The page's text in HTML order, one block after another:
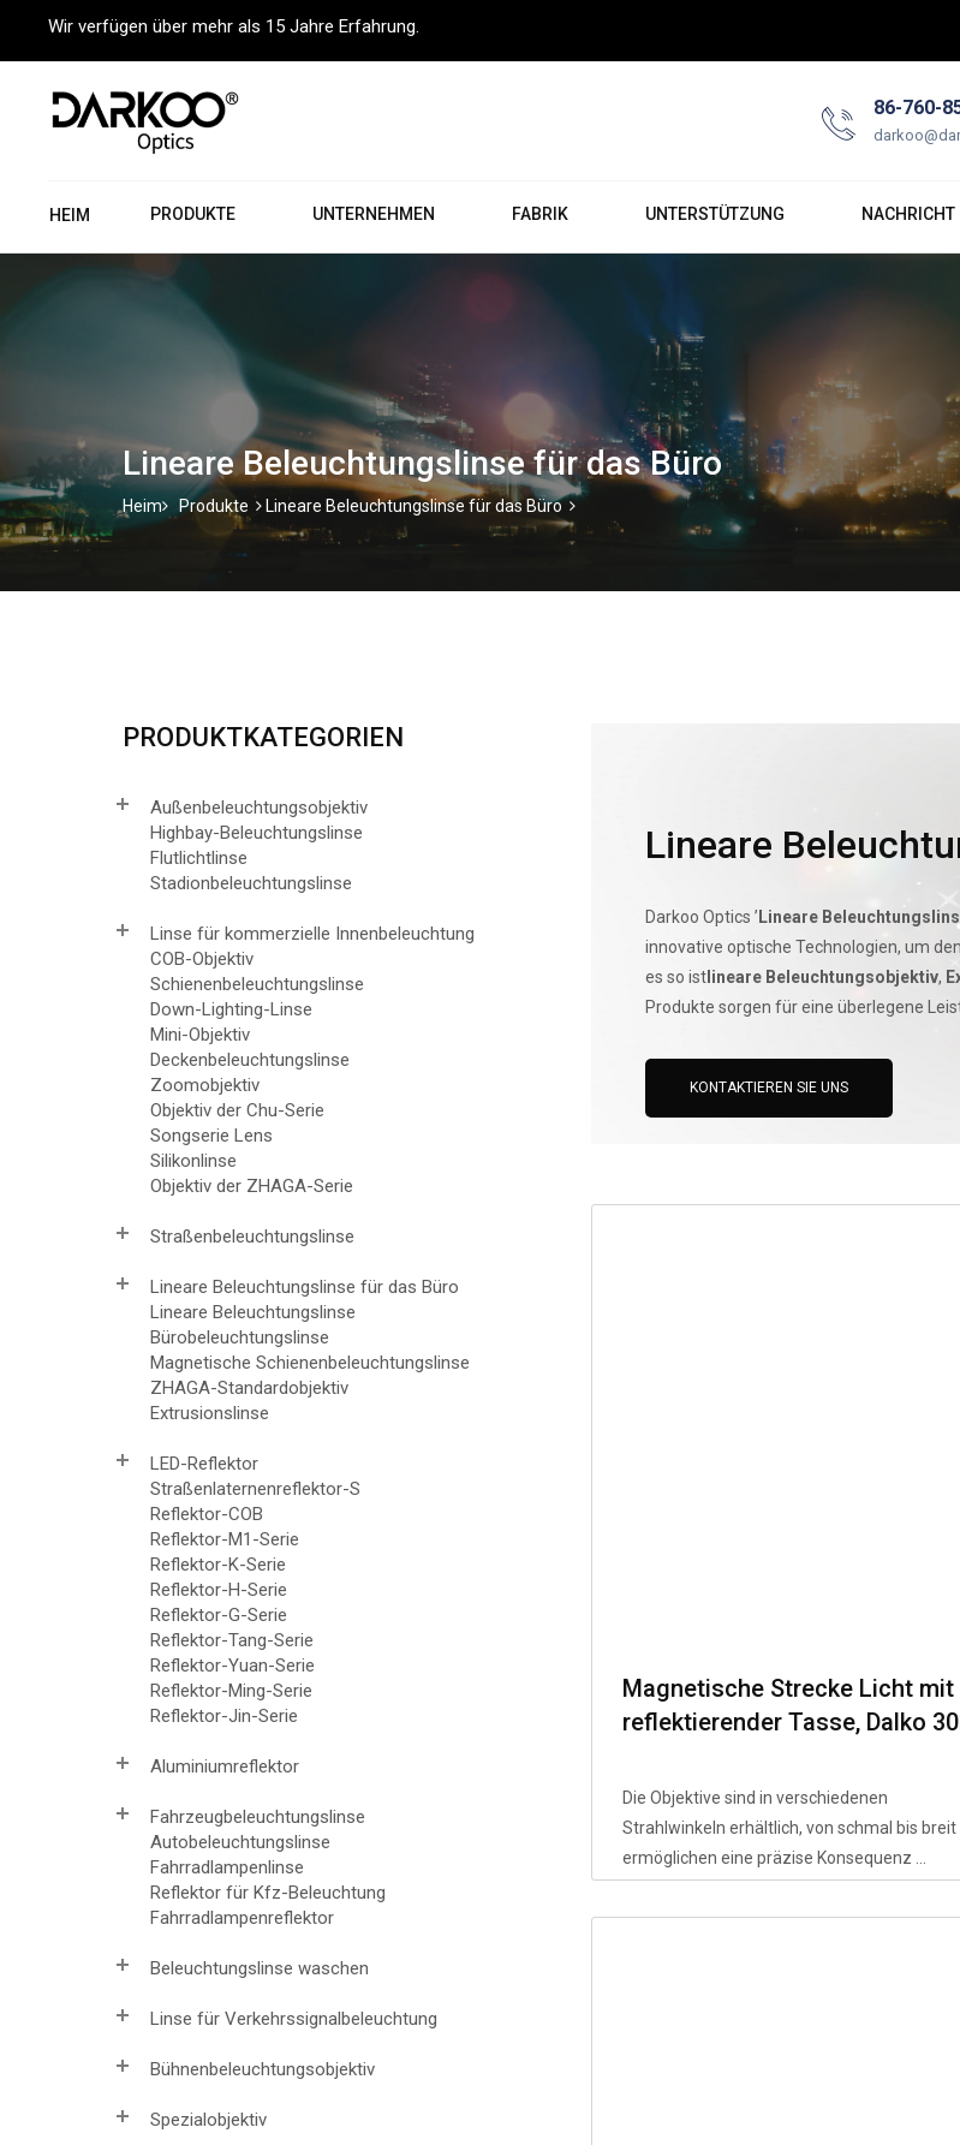
Wir verfügen über mehr als 15 Jahre Erfahrung.
86-760-
HEIM PRODUKTE UNTERNEHMEN FABRIK UNTERSTÜTZUNG NACHRICHT
Lineare Beleuchtungslinse für das Büro
Heim Produkte Lineare Beleuchtungslinse für das Büro
PRODUKTKATEGORIEN
Außenbeleuchtungsobjektiv
Highbay-Beleuchtungslinse
Flutlichtlinse
Stadionbeleuchtungslinse
Linse für kommerzielle Innenbeleuchtung
COB-Objektiv
Schienenbeleuchtungslinse
Down-Lighting-Linse
Mini-Objektiv
Deckenbeleuchtungslinse
Zoomobjektiv
Objektiv der Chu-Serie
Songserie Lens
Silikonlinse
Objektiv der ZHAGA-Serie
Straßenbeleuchtungslinse
Lineare Beleuchtungslinse für das Büro
Lineare Beleuchtungslinse
Bürobeleuchtungslinse
Magnetische Schienenbeleuchtungslinse
ZHAGA-Standardobjektiv
Extrusionslinse
LED-Reflektor
Straßenlaternenreflektor-S
Reflektor-COB
Reflektor-M1-Serie
Reflektor-K-Serie
Reflektor-H-Serie
Reflektor-G-Serie
Reflektor-Tang-Serie
Reflektor-Yuan-Serie
Reflektor-Ming-Serie
Reflektor-Jin-Serie
Aluminiumreflektor
Fahrzeugbeleuchtungslinse
Autobeleuchtungslinse
Fahrradlampenlinse
Reflektor für Kfz-Beleuchtung
Fahrradlampenreflektor
Beleuchtungslinse waschen
Linse für Verkehrssignalbeleuchtung
Bühnenbeleuchtungsobjektiv
Spezialobjektiv
Lineare
Darkoo Optics ’ Lineare
innovative optische Technologien, um
es so ist lineare Beleuchtungsobjektiv,
Produkte sorgen für eine überlegene
KONTAKTIEREN SIE UNS
Magnetische Strecke Licht mit
reflektierender Tasse, Dalko
Lampenabdeckung, 40-Grad-
Winkel, 18H1
Die Objektive sind in verschiedenen
Strahlwinkeln erhältlich, von schmal bis breit
ermöglichen eine präzise Konsequenz ...